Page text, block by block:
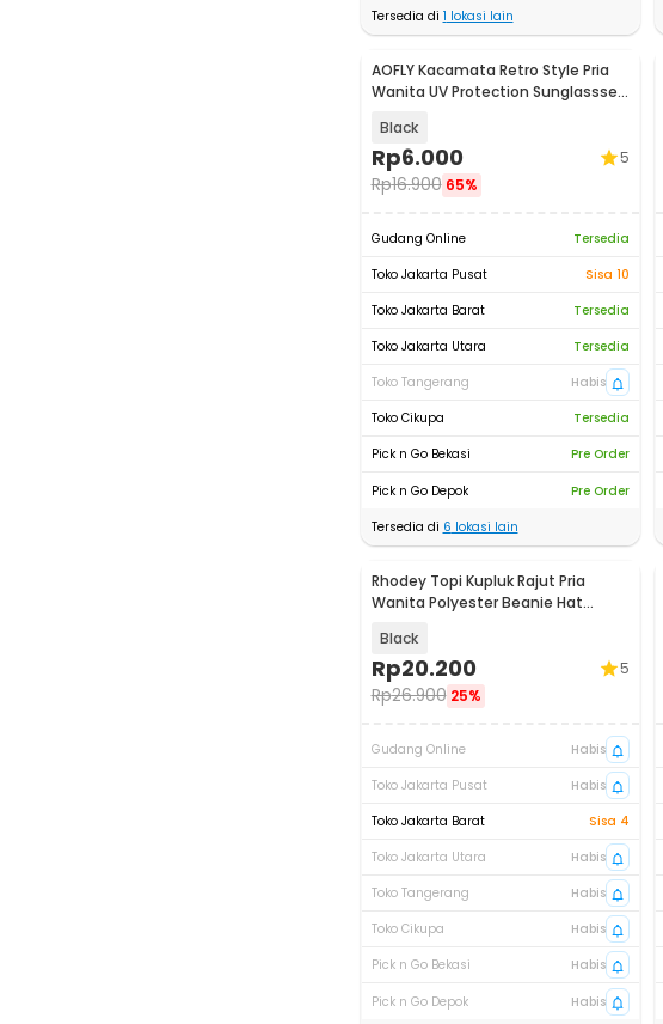
Tersedia di 1 lokasi lain
AOFLY Kacamata Retro Style Pria
Wanita UV Protection Sunglassses
Black
Rp6.000
Rp16.900 65%
5
Gudang Online
Tersedia
Toko Jakarta Pusat
Sisa 10
Toko Jakarta Barat
Tersedia
Toko Jakarta Utara
Tersedia
Toko Tangerang
Habis
Toko Cikupa
Tersedia
Pick n Go Bekasi
Pre Order
Pick n Go Depok
Pre Order
Tersedia di 6 lokasi lain
Rhodey Topi Kupluk Rajut Pria
Wanita Polyester Beanie Hat
Black
Rp20.200
Rp26.900 25%
5
Gudang Online
Habis
Toko Jakarta Pusat
Habis
Toko Jakarta Barat
Sisa 4
Toko Jakarta Utara
Habis
Toko Tangerang
Habis
Toko Cikupa
Habis
Pick n Go Bekasi
Habis
Pick n Go Depok Habis